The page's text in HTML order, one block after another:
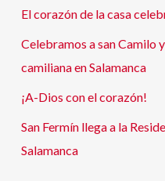
El corazón de la casa
Celebramos a san Camilo
camiliana en Salamanca
¡A-Dios con el corazón!
San Fermín llega a la
Salamanca